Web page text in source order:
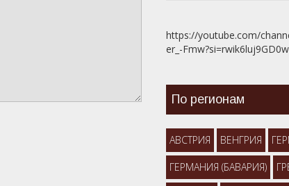
https://youtube.com/
er_-
По регионам
АВСТРИЯ ВЕНГРИЯ
ГЕРМАНИЯ (БАВАРИЯ)